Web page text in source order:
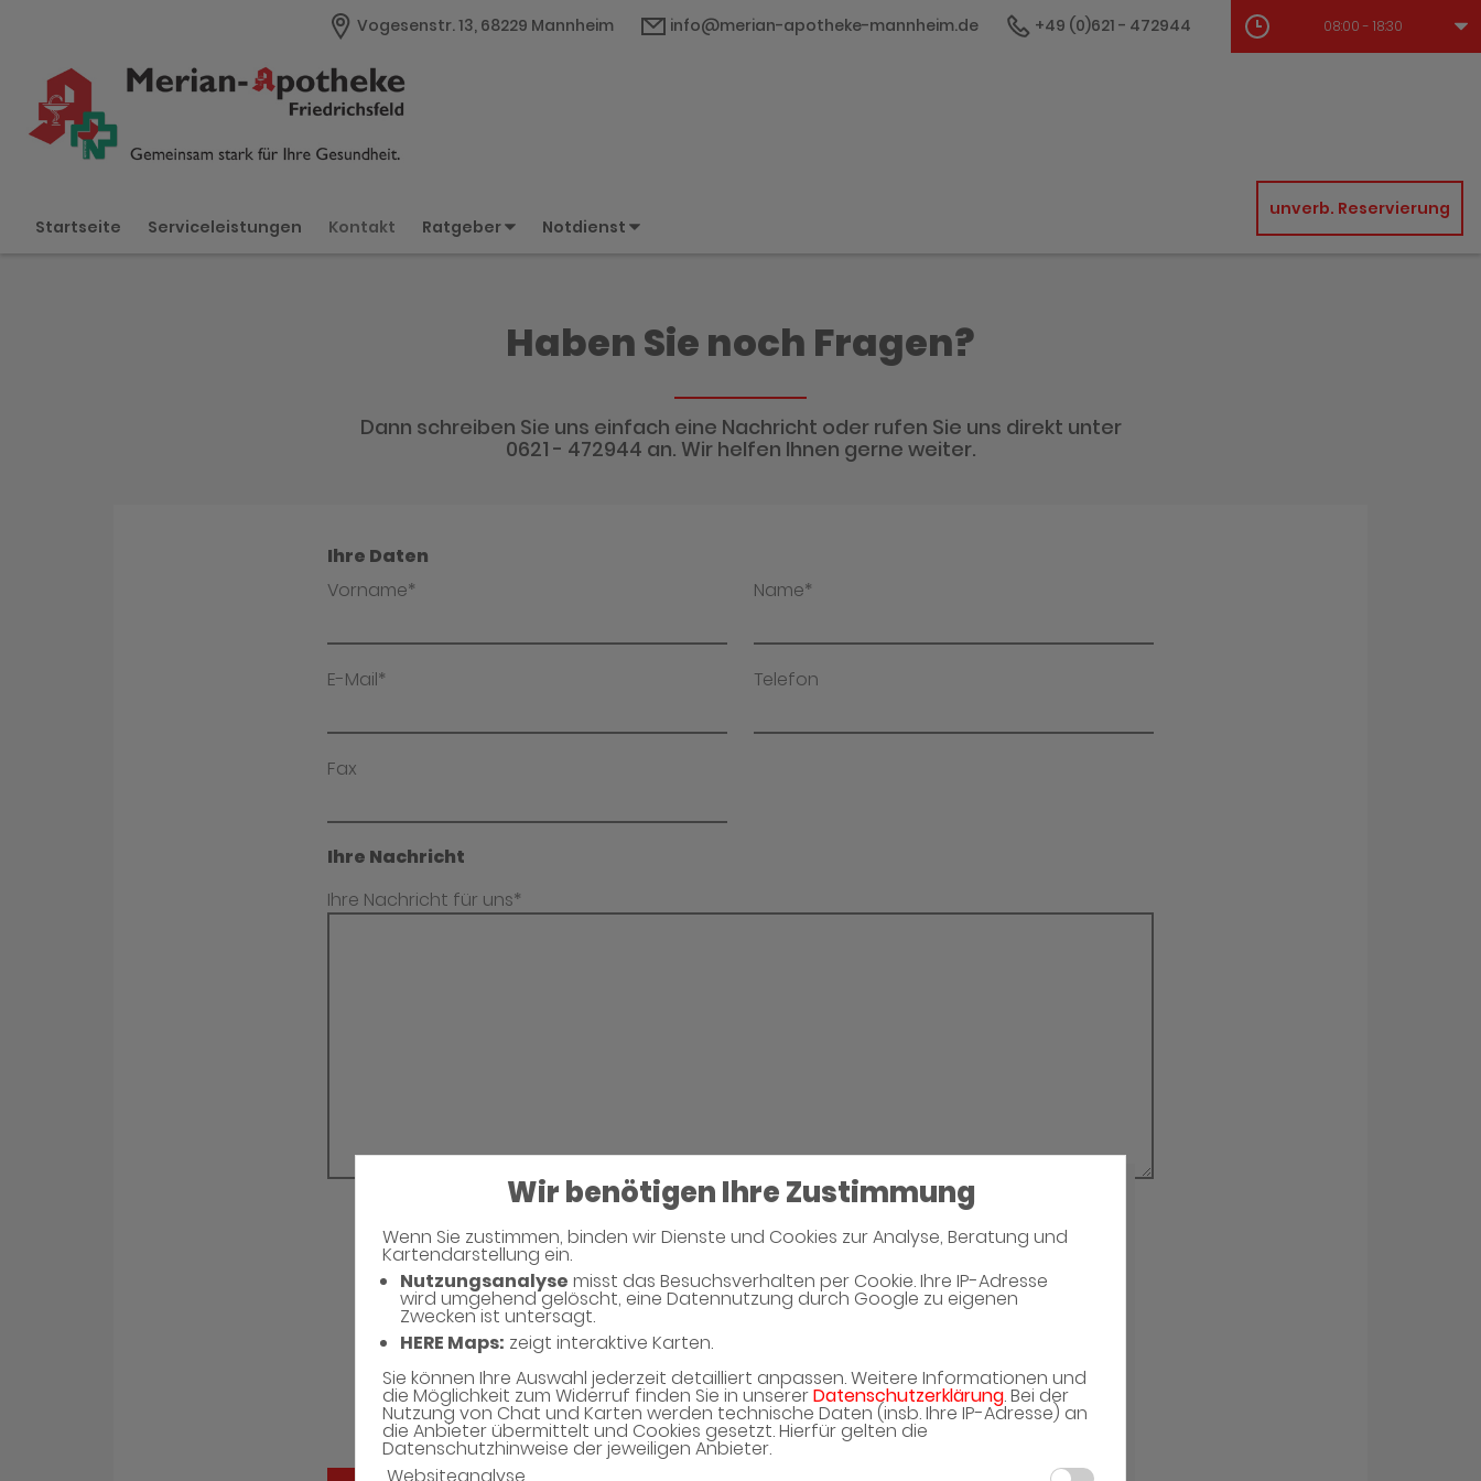
Wir benötigen Ihre Zustimmung
Wenn Sie zustimmen, binden wir Dienste und Cookies zur Analyse, Beratung und
Kartendarstellung ein.
Nutzungsanalyse misst das Besuchsverhalten per Cookie. Ihre IP-Adresse
wird umgehend gelöscht, eine Datennutzung durch Google zu eigenen
Zwecken ist untersagt.
HERE Maps: zeigt interaktive Karten.
Sie können Ihre Auswahl jederzeit detailliert anpassen. Weitere Informationen und
die Möglichkeit zum Widerruf finden Sie in unsererDatenschutzerklärung. Bei der
Nutzung von Chat und Karten werden technische Daten (insb. Ihre IP-Adresse) an
die Anbieter übermittelt und Cookies gesetzt. Hierfür gelten die
Datenschutzhinweise der jeweiligen Anbieter.
Vogesenstr. 13, 68229 Mannheim info@merian-apotheke-mannheim.de +49 (0)621 - 472944 08:00 - 18:30
Startseite Serviceleistungen Kontakt Ratgeber Notdienst
unverb. Reservierung
Haben Sie noch Fragen?
Dann schreiben Sie uns einfach eine Nachricht oder rufen Sie uns direkt unter
0621 - 472944 an. Wir helfen Ihnen gerne weiter.
Ihre Daten
Vorname*
Name*
E-Mail* Telefon
Fax
Ihre Nachricht
Ihre Nachricht für uns*
Bitte geben Sie den Captcha Text ein
Captcha*